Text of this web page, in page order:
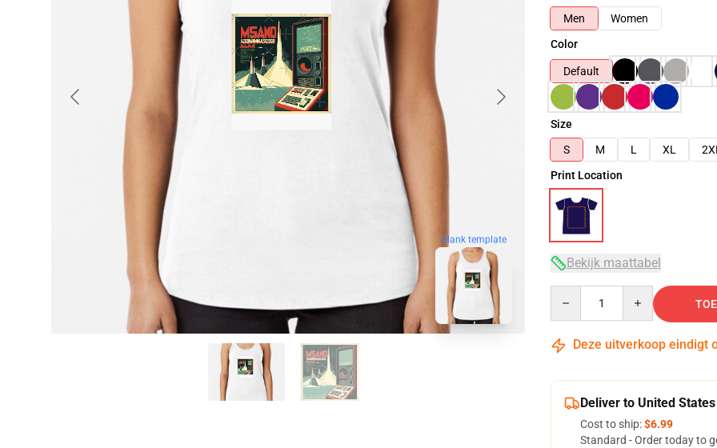
blank template
Men
Women
Color
Default
Size
S
M L XL 2XL
Print Location
Bekijk maattabel
Deze uitverkoop eindigt
Deliver to United States
Cost to ship:$6.99
Standard - Order today to